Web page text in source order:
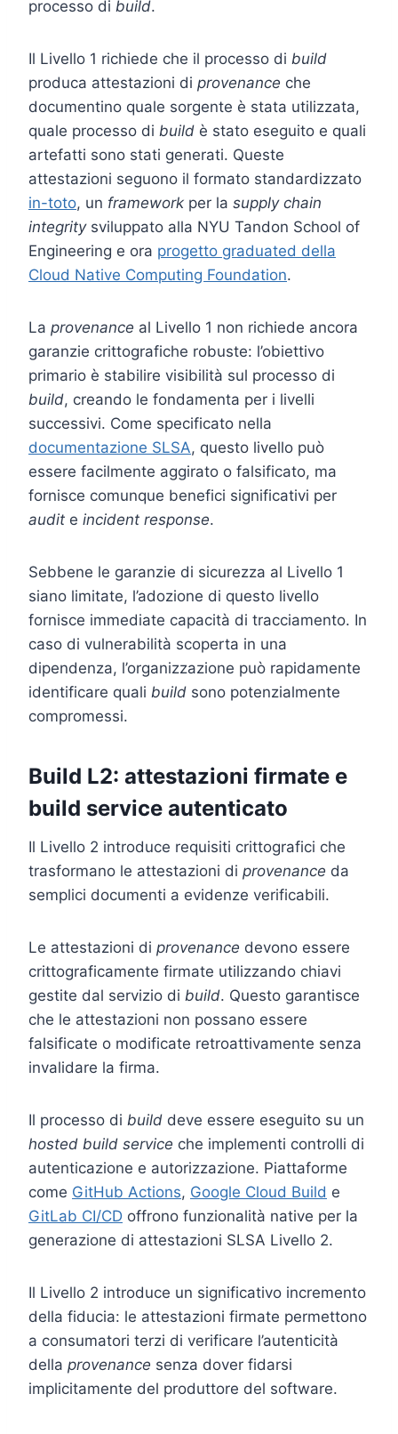
processo di build.
Il Livello 1 richiede che il processo di build
produca attestazioni di provenance che
documentino quale sorgente è stata utilizzata,
quale processo di build è stato eseguito e quali
artefatti sono stati generati. Queste
attestazioni seguono il formato standardizzato
in-toto, un framework per la supply chain
integritysviluppato alla NYU Tandon School of
Engineering e ora progetto graduated della
Cloud Native Computing Foundation.
La provenance al Livello 1 non richiede ancora
garanzie crittografiche robuste: l’obiettivo
primario è stabilire visibilità sul processo di
build, creando le fondamenta per i livelli
successivi. Come specificato nella
documentazione SLSA, questo livello può
essere facilmente aggirato o falsificato, ma
fornisce comunque benefici significativi per
audit e incident response.
Sebbene le garanzie di sicurezza al Livello 1
siano limitate, l’adozione di questo livello
fornisce immediate capacità di tracciamento. In
caso di vulnerabilità scoperta in una
dipendenza, l’organizzazione può rapidamente
identificare quali build sono potenzialmente
compromessi.
Build L2: attestazioni firmate e
build service autenticato
Il Livello 2 introduce requisiti crittografici che
trasformano le attestazioni di provenance da
semplici documenti a evidenze verificabili.
Le attestazioni di provenance devono essere
crittograficamente firmate utilizzando chiavi
gestite dal servizio di build. Questo garantisce
che le attestazioni non possano essere
falsificate o modificate retroattivamente senza
invalidare la firma.
Il processo di build deve essere eseguito su un
hosted build service che implementi controlli di
autenticazione e autorizzazione. Piattaforme
come GitHub Actions, Google Cloud Build e
GitLab CI/CD offrono funzionalità native per la
generazione di attestazioni SLSA Livello 2.
Il Livello 2 introduce un significativo incremento
della fiducia: le attestazioni firmate permettono
a consumatori terzi di verificare l’autenticità
della provenance senza dover fidarsi
implicitamente del produttore del software.